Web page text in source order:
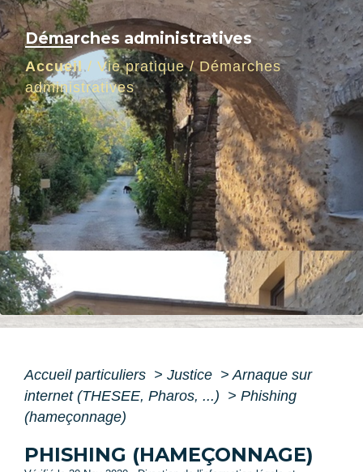
Démarches administratives
Accueil/ Vie pratique/Démarches
administratives
Accueil particuliers > Justice > Arnaque sur
internet (THESEE, Pharos, ...) > Phishing
(hameçonnage)
PHISHING (HAMEÇONNAGE)